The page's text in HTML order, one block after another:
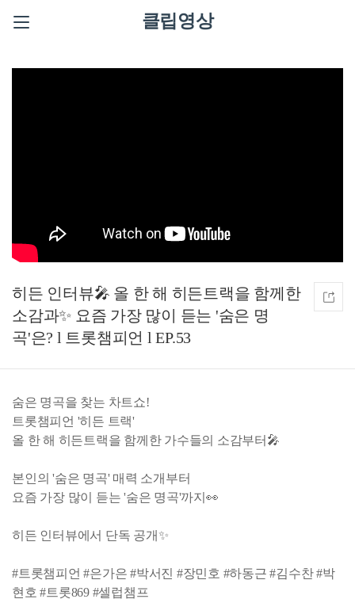
클립영상
히든 인터뷰🎤 올 한 해 히든트랙을 함께한
소감과✨ 요즘 가장 많이 듣는 '숨은 명
곡'은? l 트롯챔피언 l EP.53
숨은 명곡을 찾는 차트쇼!
트롯챔피언 '히든 트랙'
올 한 해 히든트랙을 함께한 가수들의 소감부터🎤
본인의 '숨은 명곡' 매력 소개부터
요즘 가장 많이 듣는 '숨은 명곡'까지👀
히든 인터뷰에서 단독 공개✨
#트롯챔피언 #은가은 #박서진 #장민호 #하동근 #김수찬 #박
현호 #트롯869 #셀럽챔프